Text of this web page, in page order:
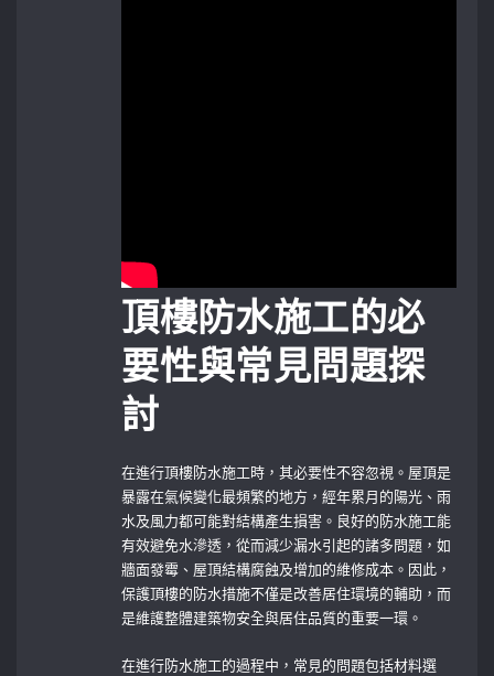
頂樓防水施工的必
要性與常見問題探
討
在進行頂樓防水施工時，其必要性不容忽視。屋頂是
暴露在氣候變化最頻繁的地方，經年累月的陽光、雨
水及風力都可能對結構產生損害。良好的防水施工能
有效避免水滲透，從而減少漏水引起的諸多問題，如
牆面發霉、屋頂結構腐蝕及增加的維修成本。因此，
保護頂樓的防水措施不僅是改善居住環境的輔助，而
是維護整體建築物安全與居住品質的重要一環。
在進行防水施工的過程中，常見的問題包括材料選